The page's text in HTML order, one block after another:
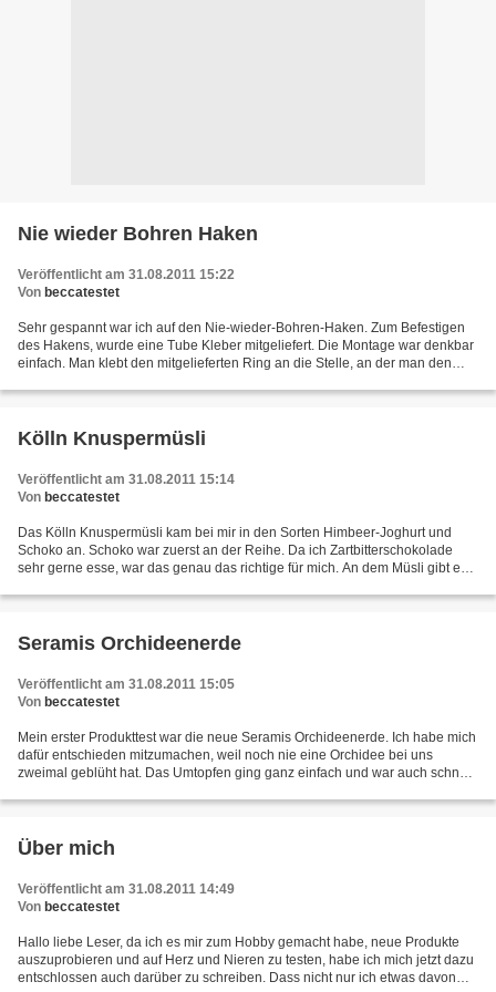
Nie wieder Bohren Haken
Veröffentlicht am 31.08.2011 15:22
Von beccatestet
Sehr gespannt war ich auf den Nie-wieder-Bohren-Haken. Zum Befestigen
des Hakens, wurde eine Tube Kleber mitgeliefert. Die Montage war denkbar
einfach. Man klebt den mitgelieferten Ring an die Stelle, an der man den
Kölln Knuspermüsli
Veröffentlicht am 31.08.2011 15:14
Von beccatestet
Das Kölln Knuspermüsli kam bei mir in den Sorten Himbeer-Joghurt und
Schoko an. Schoko war zuerst an der Reihe. Da ich Zartbitterschokolade
sehr gerne esse, war das genau das richtige für mich. An dem Müsli gibt es
Seramis Orchideenerde
Veröffentlicht am 31.08.2011 15:05
Von beccatestet
Mein erster Produkttest war die neue Seramis Orchideenerde. Ich habe mich
dafür entschieden mitzumachen, weil noch nie eine Orchidee bei uns
zweimal geblüht hat. Das Umtopfen ging ganz einfach und war auch schnell
Über mich
Veröffentlicht am 31.08.2011 14:49
Von beccatestet
Hallo liebe Leser, da ich es mir zum Hobby gemacht habe, neue Produkte
auszuprobieren und auf Herz und Nieren zu testen, habe ich mich jetzt dazu
entschlossen auch darüber zu schreiben. Dass nicht nur ich etwas davon